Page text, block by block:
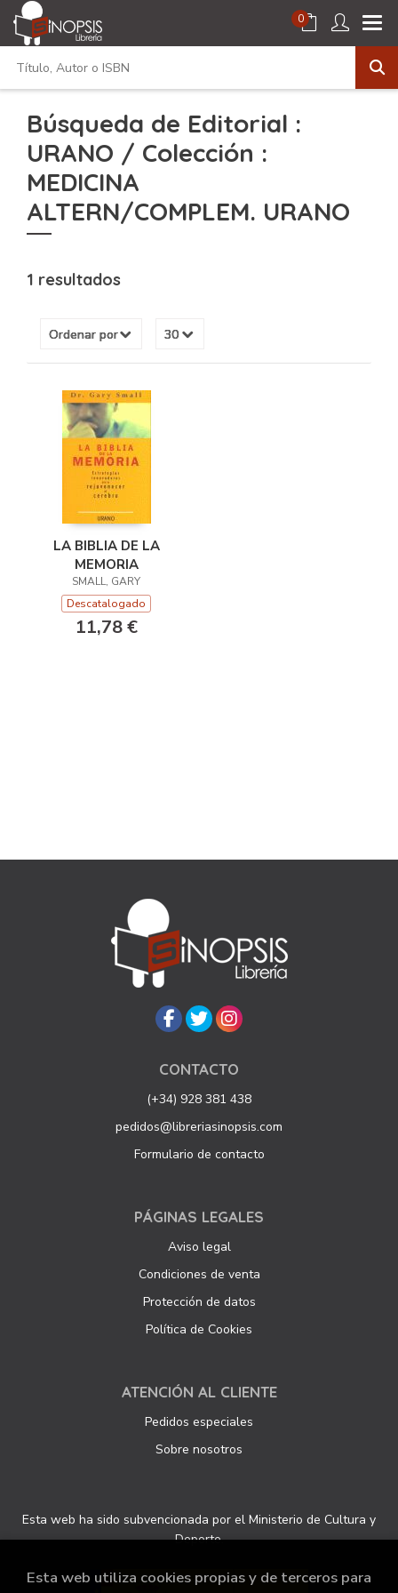
0
Búsqueda de Editorial :
URANO / Colección :
MEDICINA
ALTERN/COMPLEM. URANO
1 resultados
LA BIBLIA DE LA
MEMORIA
SMALL, GARY
Descatalogado
11,78 €
CONTACTO
(+34) 928 381 438
pedidos@libreriasinopsis.com
Formulario de contacto
PÁGINAS LEGALES
Aviso legal
Condiciones de venta
Protección de datos
Política de Cookies
ATENCIÓN AL CLIENTE
Pedidos especiales
Sobre nosotros
Esta web ha sido subvencionada por el Ministerio de Cultura y
Deporte.
Esta web utiliza cookies propias y de terceros para